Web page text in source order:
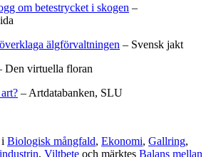
om betestrycket i skogen –
älgförvaltningen – Svensk jakt
Den virtuella floran
– Artdatabanken, SLU
Biologisk mångfald, Ekonomi, Gallring,
, Viltbete och märktes Balans mellan